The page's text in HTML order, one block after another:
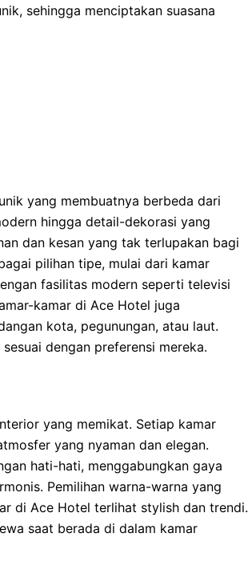
sehingga menciptakan suasana
yang membuatnya berbeda dari
hingga detail-dekorasi yang
dan kesan yang tak terlupakan bagi
pilihan tipe, mulai dari kamar
fasilitas modern seperti televisi
kamar di Ace Hotel juga
kota, pegunungan, atau laut.
dengan preferensi mereka.
yang memikat. Setiap kamar
yang nyaman dan elegan.
hati-hati, menggabungkan gaya
Pemilihan warna-warna yang
di Ace Hotel terlihat stylish dan trendi.
saat berada di dalam kamar